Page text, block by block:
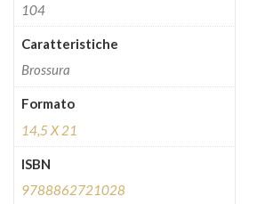
104
Caratteristiche
Brossura
Formato
14,5 X 21
ISBN
9788862721028